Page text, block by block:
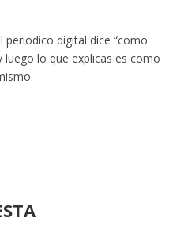
periodico digital dice “como
luego lo que explicas es como